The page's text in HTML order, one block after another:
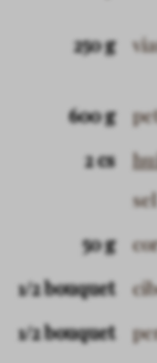
250 g
600 g
2 cs
sel
50 g
1/2 bouquet
1/2 bouquet